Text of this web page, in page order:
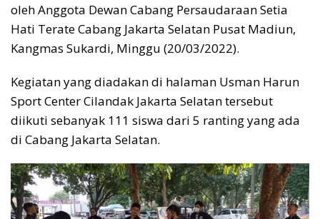
oleh Anggota Dewan Cabang Persaudaraan Setia
Hati Terate Cabang Jakarta Selatan Pusat Madiun,
Kangmas Sukardi, Minggu (20/03/2022).
Kegiatan yang diadakan di halaman Usman Harun
Sport Center Cilandak Jakarta Selatan tersebut
diikuti sebanyak 111 siswa dari 5 ranting yang ada
di Cabang Jakarta Selatan.